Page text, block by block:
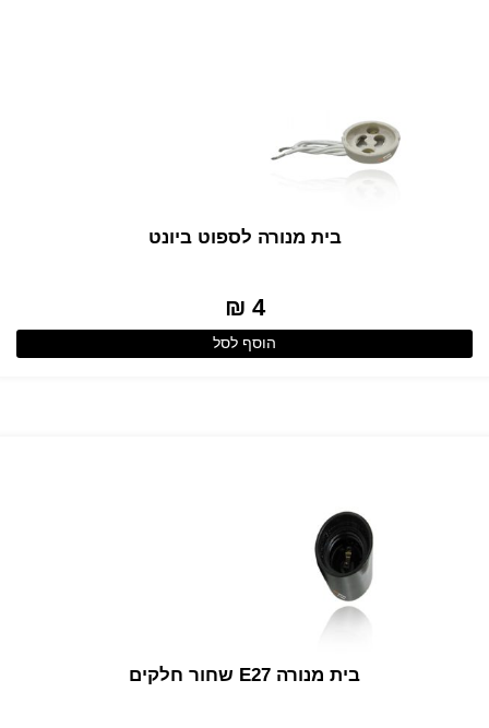
בית מנורה לספוט ביונט
4 ₪
הוסף לסל
בית מנורה E27 שחור חלקים